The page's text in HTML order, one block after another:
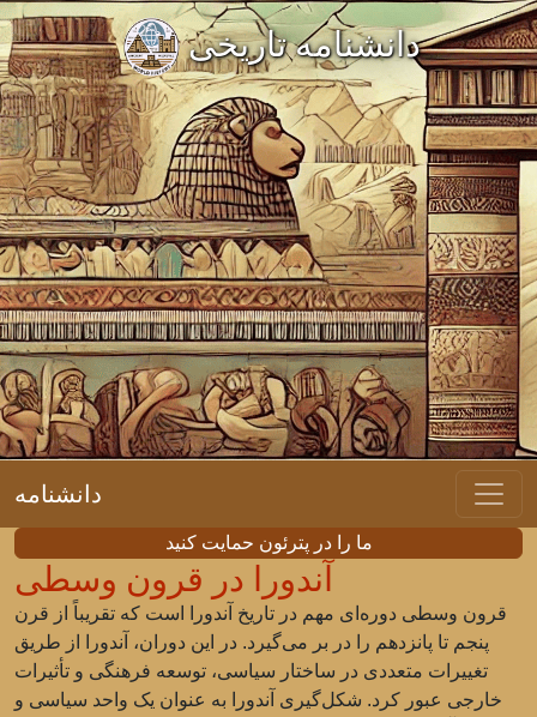
دانشنامه تاریخی
دانشنامه
ما را در پترئون حمایت کنید
آندورا در قرون وسطی
قرون وسطی دوره‌ای مهم در تاریخ آندورا است که تقریباً از قرن
پنجم تا پانزدهم را در بر می‌گیرد. در این دوران، آندورا از طریق
تغییرات متعددی در ساختار سیاسی، توسعه فرهنگی و تأثیرات
خارجی عبور کرد. شکل‌گیری آندورا به عنوان یک واحد سیاسی و